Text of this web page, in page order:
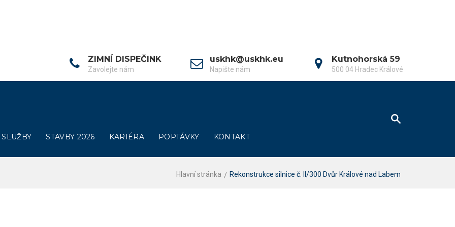
ZIMNÍ DISPEČINK
Zavolejte nám
uskhk@uskhk.eu
Napište nám
Kutnohorská 59
500 04 Hradec Králové
SLUŽBY STAVBY 2026 KARIÉRA POPTÁVKY KONTAKT
Hlavní stránka Rekonstrukce silnice č. II/300 Dvůr Králové nad Labem